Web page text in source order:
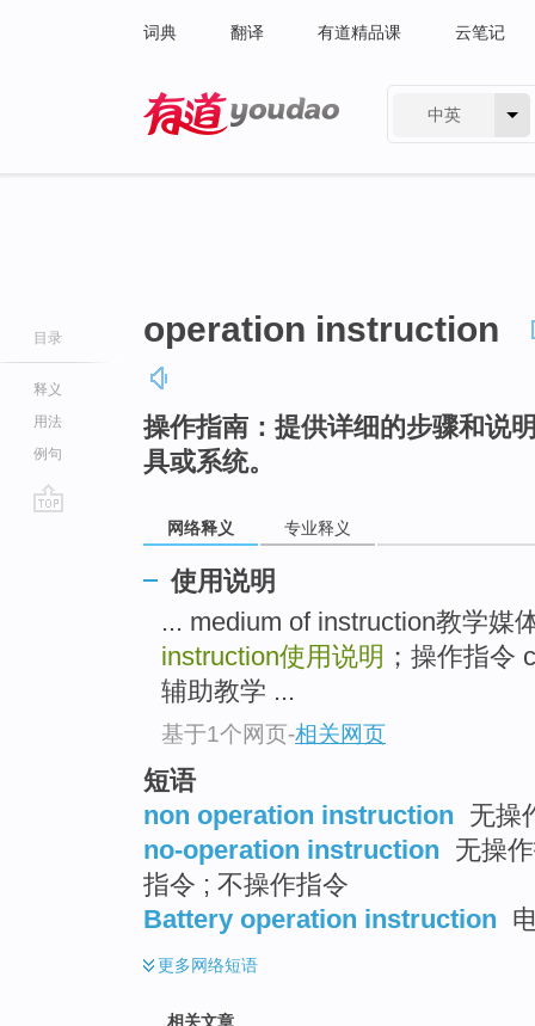
词典 翻译 有道精品课 云笔记
中英
目录
释义
用法
例句
operation instruction
操作指南：提供详细的步骤和说
具或系统。
网络释义 专业释义
使用说明
... medium of instruction教学媒
instruction使用说明 ；操作指令
辅助教学 ...
基于1个网页-相关网页
短语
non operation instruction 无操
no-operation instruction 无操
指令 ; 不操作指令
Battery operation instruction
更多网络短语
相关文章